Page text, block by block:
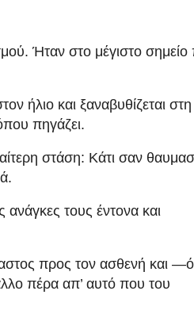
Ήταν στο μέγιστο σημείο
ήλιο και ξαναβυθίζεται στη
πηγάζει.
στάση: Κάτι σαν
ανάγκες τους έντονα και
προς τον ασθενή και
πέρα απ’ αυτό που του